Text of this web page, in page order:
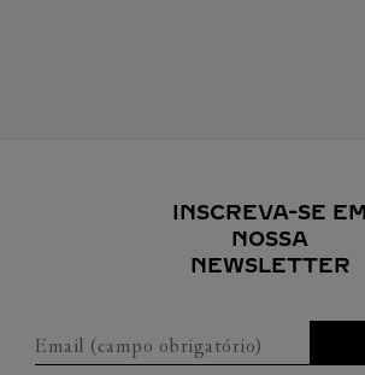
INSCREVA-SE EM
NOSSA
NEWSLETTER
Email (campo obrigatório)